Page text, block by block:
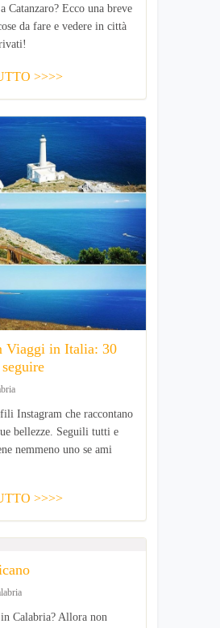
Catanzaro? Ecco una breve
da fare e vedere in città
>>>>
Viaggi in Italia: 30
Instagram che raccontano
bellezze. Seguili tutti e
nemmeno uno se ami
>>>>
Calabria? Allora non